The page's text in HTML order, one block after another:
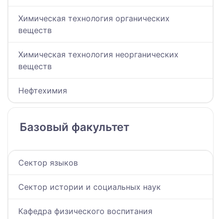
Химическая технология органических
веществ
Химическая технология неорганических
веществ
Нефтехимия
Базовый факультет
Сектор языков
Сектор истории и социальных наук
Кафедра физического воспитания